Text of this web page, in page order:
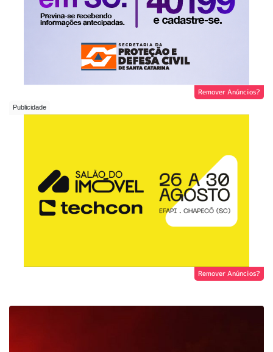
Remover Anúncios?
Remover Anúncios?